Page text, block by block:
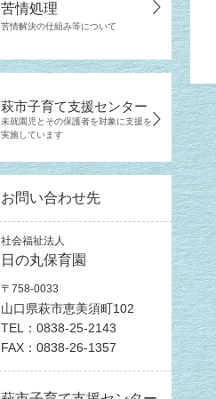
苦情処理
苦情解決の仕組み等について
萩市子育て支援センター
未就園児とその保護者を対象に支援を
実施しています
お問い合わせ先
社会福祉法人
日の丸保育園
〒758-0033
山口県萩市恵美須町102
TEL：0838-25-2143
FAX：0838-26-1357